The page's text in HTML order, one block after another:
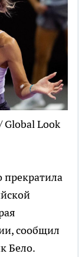
Global Look
прекратила
сообщил
Бело.